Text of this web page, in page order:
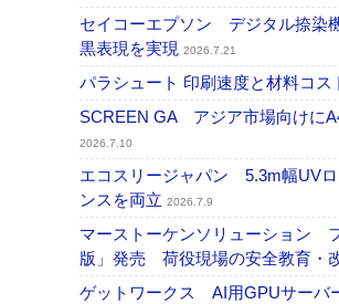
セイコーエプソン デジタル捺染
黒表現を実現 2026.7.21
パラシュート 印刷速度と材料コ
SCREEN GA アジア市場向けに
2026.7.10
エコスリージャパン 5.3m幅UV
ンスを両立 2026.7.9
マーストーケンソリューション
版」発売 荷役現場の安全教育・
ゲットワークス AI用GPUサーバ